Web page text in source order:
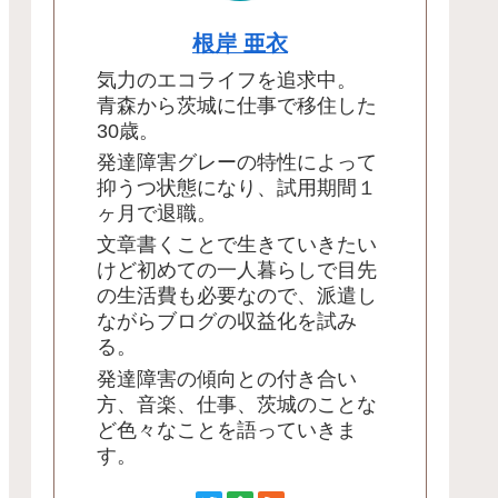
根岸 亜衣
気力のエコライフを追求中。
青森から茨城に仕事で移住した
30歳。
発達障害グレーの特性によって
抑うつ状態になり、試用期間１
ヶ月で退職。
文章書くことで生きていきたい
けど初めての一人暮らしで目先
の生活費も必要なので、派遣し
ながらブログの収益化を試み
る。
発達障害の傾向との付き合い
方、音楽、仕事、茨城のことな
ど色々なことを語っていきま
す。